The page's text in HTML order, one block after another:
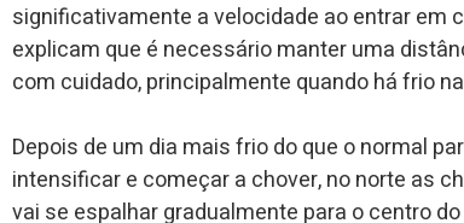
significativamente a velocidade ao entrar em
explicam que é necessário manter uma
com cuidado, principalmente quando há frio
Depois de um dia mais frio do que o normal
intensificar e começar a chover, no norte as
vai se espalhar gradualmente para o centro